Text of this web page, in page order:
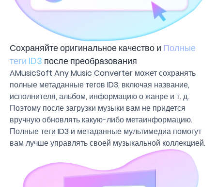
Сохраняйте оригинальное качество и Полные
теги ID3 после преобразования
AMusicSoft Any Music Converter может сохранять
полные метаданные тегов ID3, включая название,
исполнителя, альбом, информацию о жанре и т. д.
Поэтому после загрузки музыки вам не придется
вручную обновлять какую-либо метаинформацию.
Полные теги ID3 и метаданные мультимедиа помогут
вам лучше управлять своей музыкальной коллекцией.